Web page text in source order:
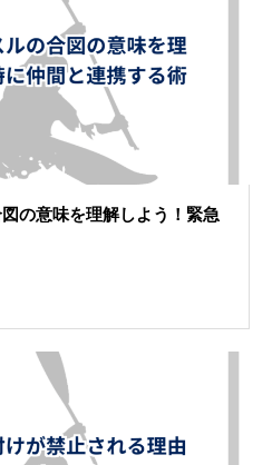
大きく受
を楽しむ
流のスポ
リルを大
の意味を理解しよう！緊急